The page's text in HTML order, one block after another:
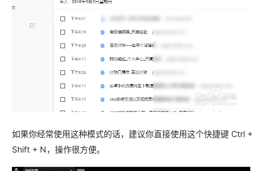
如果你经常使用这种模式的话，建议你直接使用这个快捷键 Ctrl +
Shift + N，操作很方便。